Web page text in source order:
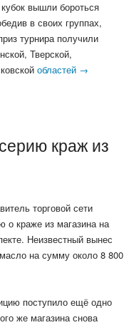
вышли бороться
в своих группах,
турнира получили
Тверской,
областей →
краж из
торговой сети
о краже из магазина на
Неизвестный вынес
на сумму около 8 800
поступило ещё одно
же магазина снова